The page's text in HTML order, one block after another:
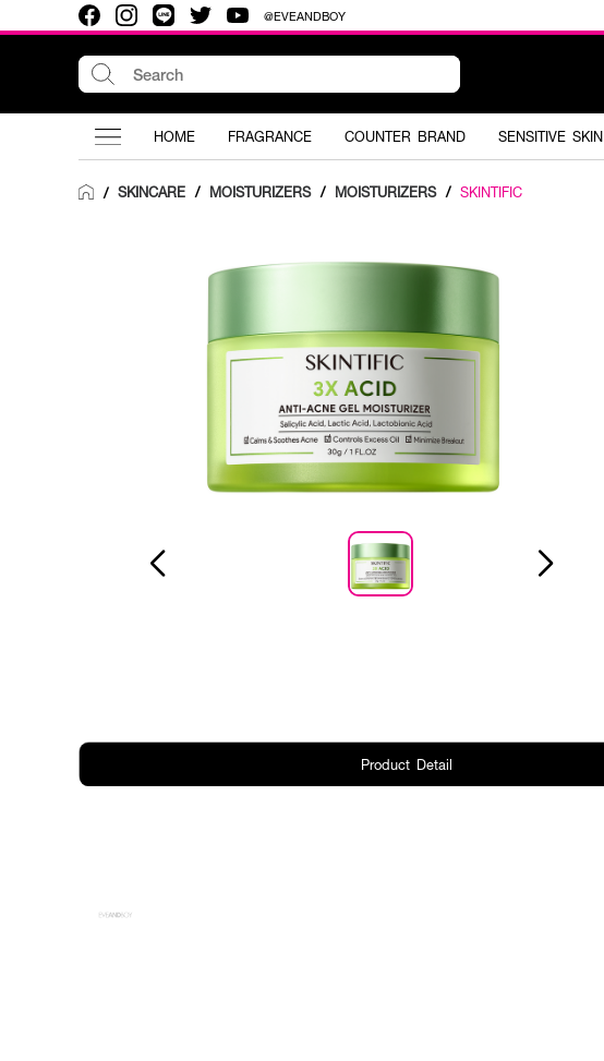
@EVEANDBOY
HOME FRAGRANCE COUNTER BRAND SENSITIVE SKIN
/ SKINCARE / MOISTURIZERS / MOISTURIZERS / SKINTIFIC
Product Detail